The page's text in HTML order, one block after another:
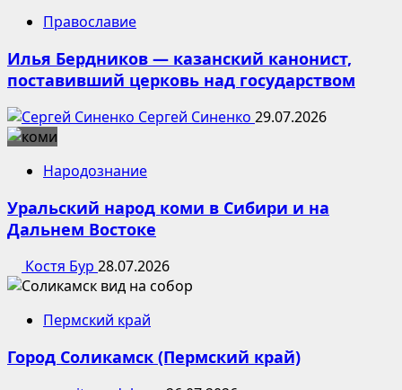
Православие
Илья Бердников — казанский канонист,
поставивший церковь над государством
Сергей Синенко 29.07.2026
Народознание
Уральский народ коми в Сибири и на
Дальнем Востоке
Костя Бур 28.07.2026
Пермский край
Город Соликамск (Пермский край)